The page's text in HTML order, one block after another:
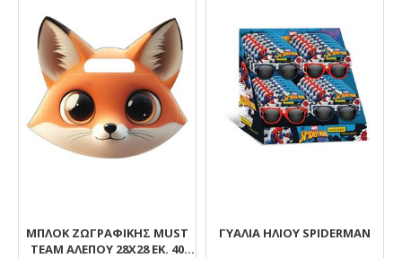
ΜΠΛΟΚ ΖΩΓΡΑΦΙΚΉΣ MUST
TEAM ΑΛΕΠΟΎ 28X28 ΕΚ. 40
ΓΥΑΛΙΑ ΗΛΙΟΥ SPIDERMAN